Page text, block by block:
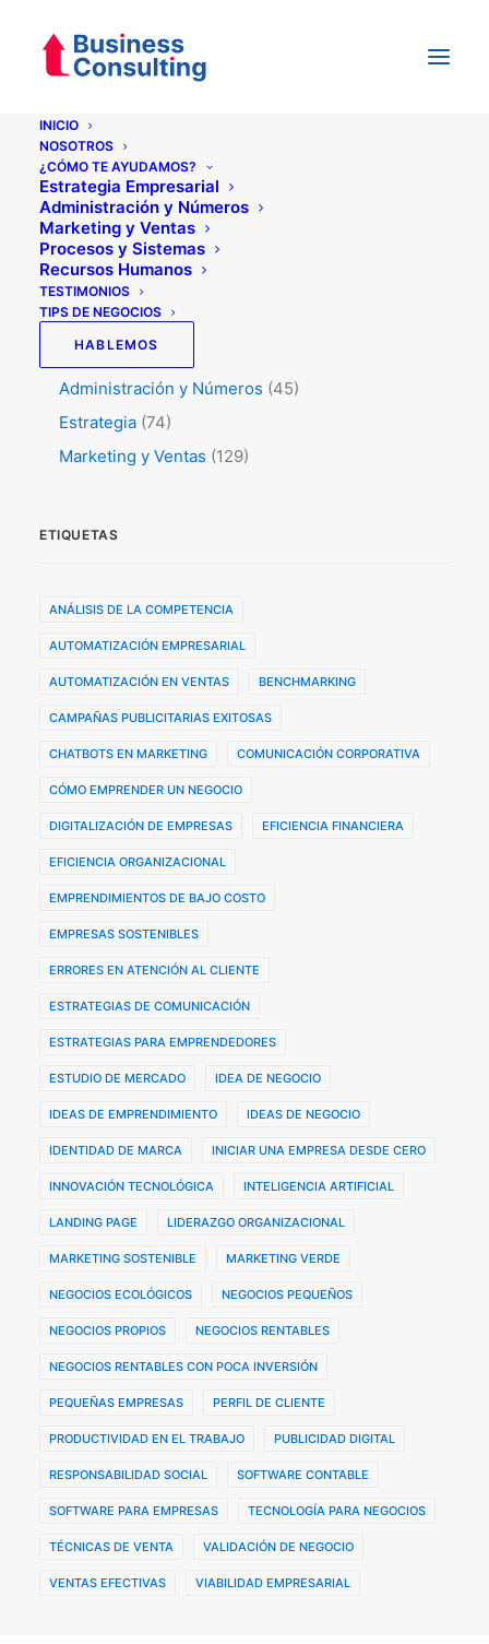
INICIO
NOSOTROS
¿CÓMO TE AYUDAMOS?
Estrategia Empresarial
Administración y Números
Marketing y Ventas
Procesos y Sistemas
Recursos Humanos
TESTIMONIOS
TIPS DE NEGOCIOS
HABLEMOS
Categorías
Testimonios(5)
Tips de Negocios
Procesos y Sistemas
RRHH(50)
Administración y Números (45)
Estrategia (74)
Marketing y Ventas (129)
ETIQUETAS
ANÁLISIS DE LA COMPETENCIA
AUTOMATIZACIÓN EMPRESARIAL
AUTOMATIZACIÓN EN VENTAS BENCHMARKING
CAMPAÑAS PUBLICITARIAS EXITOSAS
CHATBOTS EN MARKETING COMUNICACIÓN CORPORATIVA
CÓMO EMPRENDER UN NEGOCIO
DIGITALIZACIÓN DE EMPRESAS EFICIENCIA FINANCIERA
EFICIENCIA ORGANIZACIONAL
EMPRENDIMIENTOS DE BAJO COSTO
EMPRESAS SOSTENIBLES
ERRORES EN ATENCIÓN AL CLIENTE
ESTRATEGIAS DE COMUNICACIÓN
ESTRATEGIAS PARA EMPRENDEDORES
ESTUDIO DE MERCADO IDEA DE NEGOCIO
IDEAS DE EMPRENDIMIENTO IDEAS DE NEGOCIO
IDENTIDAD DE MARCA INICIAR UNA EMPRESA DESDE CERO
INNOVACIÓN TECNOLÓGICA INTELIGENCIA ARTIFICIAL
LANDING PAGE LIDERAZGO ORGANIZACIONAL
MARKETING SOSTENIBLE MARKETING VERDE
NEGOCIOS ECOLÓGICOS NEGOCIOS PEQUEÑOS
NEGOCIOS PROPIOS NEGOCIOS RENTABLES
NEGOCIOS RENTABLES CON POCA INVERSIÓN
PEQUEÑAS EMPRESAS PERFIL DE CLIENTE
PRODUCTIVIDAD EN EL TRABAJO PUBLICIDAD DIGITAL
RESPONSABILIDAD SOCIAL SOFTWARE CONTABLE
SOFTWARE PARA EMPRESAS TECNOLOGÍA PARA NEGOCIOS
TÉCNICAS DE VENTA VALIDACIÓN DE NEGOCIO
VENTAS EFECTIVAS VIABILIDAD EMPRESARIAL